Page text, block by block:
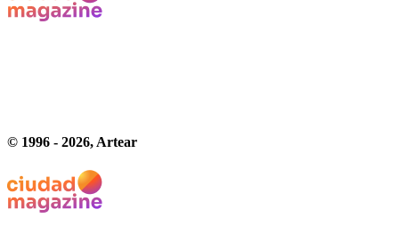
© 1996 - 2026, Artear